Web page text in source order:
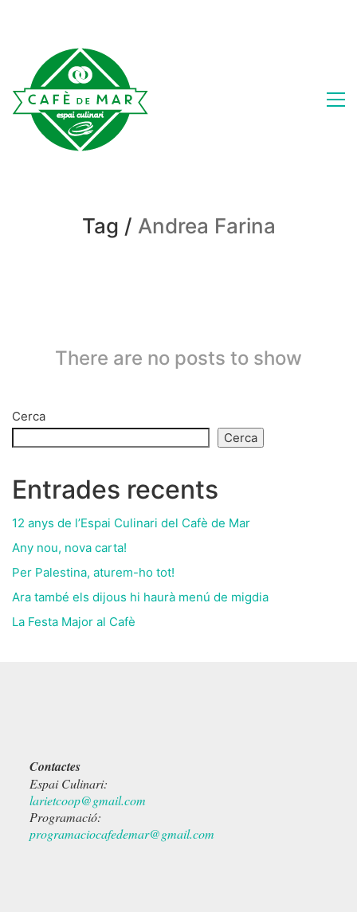
Tag / Andrea Farina
There are no posts to show
Cerca
Cerca
Entrades recents
12 anys de l’Espai Culinari del Cafè de Mar
Any nou, nova carta!
Per Palestina, aturem-ho tot!
Ara també els dijous hi haurà menú de migdia
La Festa Major al Cafè
Contactes
Espai Culinari:
larietcoop@gmail.com
Programació:
programaciocafedemar@gmail.com